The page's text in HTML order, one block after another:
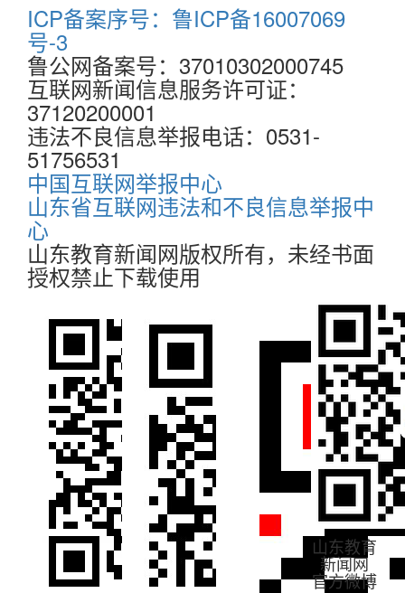
ICP备案序号：鲁ICP备16007069
号-3
鲁公网备案号：37010302000745
互联网新闻信息服务许可证：
37120200001
违法不良信息举报电话：0531-
51756531
中国互联网举报中心
山东省互联网违法和不良信息举报中
心
山东教育新闻网版权所有，未经书面
授权禁止下载使用
山东教育
新闻网
官方微博